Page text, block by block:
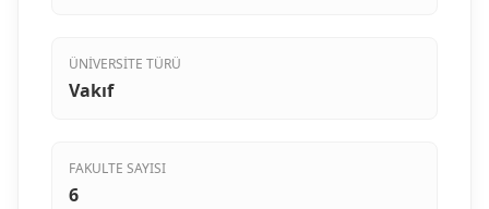
ÜNIVERSITE TÜRÜ
Vakıf
FAKULTE SAYISI
6